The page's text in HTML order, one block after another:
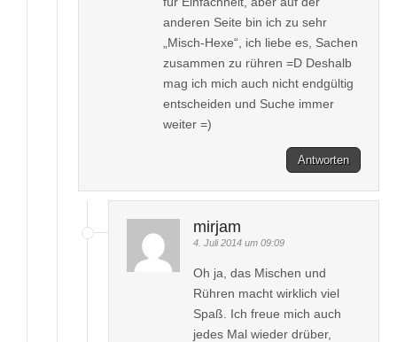
anderen Seite bin ich zu sehr
„Misch-Hexe“, ich liebe es, Sachen
zusammen zu rühren =D Deshalb
mag ich mich auch nicht endgültig
entscheiden und Suche immer
weiter =)
Antworten
mirjam
4. Juli 2014 um 09:09
Oh ja, das Mischen und
Rühren macht wirklich viel
Spaß. Ich freue mich auch
jedes Mal wieder drüber,